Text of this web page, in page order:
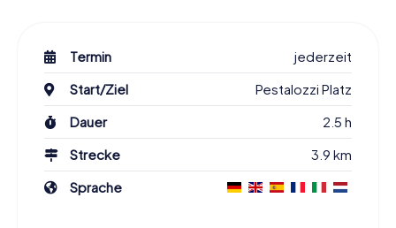
Termin
jederzeit
Start/Ziel
Pestalozzi Platz
Dauer
2.5 h
Strecke
3.9 km
Sprache